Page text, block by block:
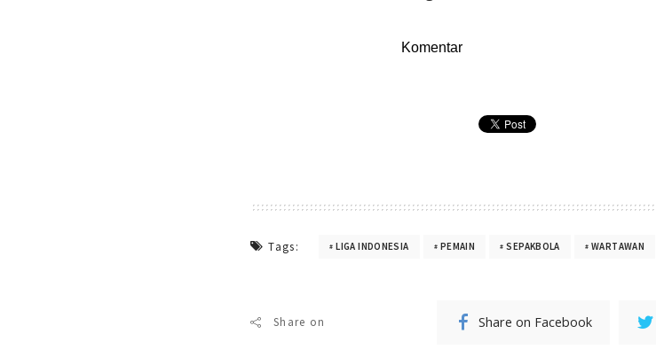
Komentar
Tags: LIGA INDONESIA PEMAIN SEPAKBOLA WARTAWAN
Share on Share on Facebook